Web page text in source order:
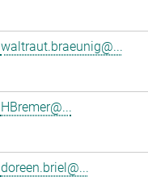
waltraut.braeunig@...
HBremer@...
doreen.briel@...